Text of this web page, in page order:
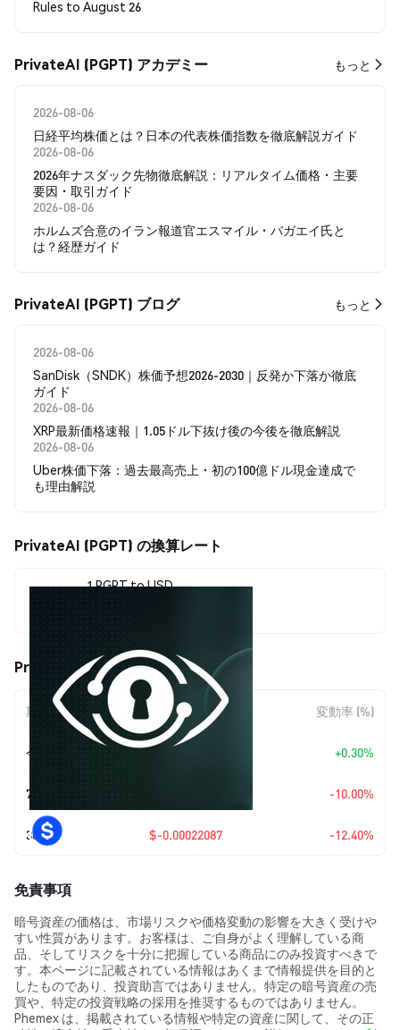
Rules to August 26
PrivateAI (PGPT) アカデミー もっと
2026-08-06
日経平均株価とは？日本の代表株価指数を徹底解説ガイド
2026-08-06
2026年ナスダック先物徹底解説：リアルタイム価格・主要
要因・取引ガイド
2026-08-06
ホルムズ合意のイラン報道官エスマイル・バガエイ氏と
は？経歴ガイド
PrivateAI (PGPT) ブログ もっと
2026-08-06
SanDisk（SNDK）株価予想2026-2030｜反発か下落か徹底
ガイド
2026-08-06
XRP最新価格速報｜1.05ドル下抜け後の今後を徹底解説
2026-08-06
Uber株価下落：過去最高売上・初の100億ドル現金達成で
も理由解説
PrivateAI (PGPT) の換算レート
1 PGPT to USD
PrivateAI (PGPT) の価格変動
期間 金額変動 変動率 (%)
今日 + $0.00000467 +0.30%
7日 -10.00%
30日 $-0.00022087 -12.40%
免責事項
暗号資産の価格は、市場リスクや価格変動の影響を大きく受けや
すい性質があります。お客様は、ご自身がよく理解している商
品、そしてリスクを十分に把握している商品にのみ投資すべきで
す。本ページに記載されている情報はあくまで情報提供を目的と
したものであり、投資助言ではありません。特定の暗号資産の売
買や、特定の投資戦略の採用を推奨するものではありません。
Phemex は、掲載されている情報や特定の資産に関して、その正